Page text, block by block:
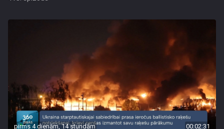
pirms 4 dienām, 14 stundām 00:02:31